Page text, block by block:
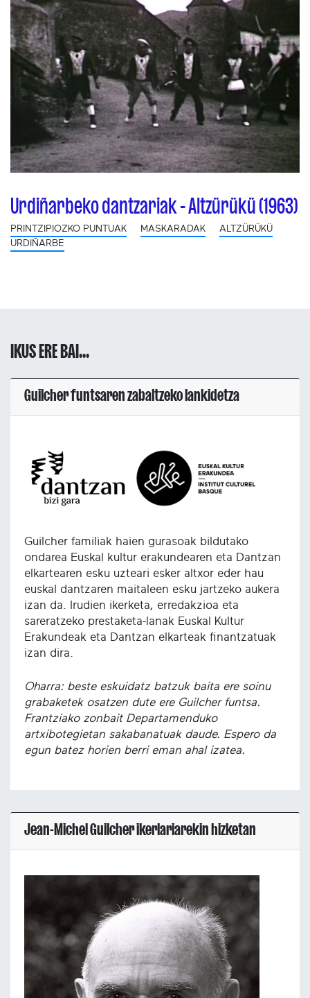
Urdiñarbeko dantzariak - Altzürükü (1963)
PRINTZIPIOZKO PUNTUAK MASKARADAK
ALTZÜRÜKÜ
URDIÑARBE
IKUS ERE BAI...
Guilcher funtsaren zabaltzeko lankidetza
Guilcher familiak haien gurasoak bildutako
ondarea Euskal kultur erakundearen eta Dantzan
elkartearen esku uzteari esker altxor eder hau
euskal dantzaren maitaleen esku jartzeko aukera
izan da. Irudien ikerketa, erredakzioa eta
sareratzeko prestaketa-lanak Euskal Kultur
Erakundeak eta Dantzan elkarteak finantzatuak
izan dira.
Oharra: beste eskuidatz batzuk baita ere soinu
grabaketek osatzen dute ere Guilcher funtsa.
Frantziako zonbait Departamenduko
artxibotegietan sakabanatuak daude. Espero da
egun batez horien berri eman ahal izatea.
Jean-Michel Guilcher ikerlariarekin hizketan